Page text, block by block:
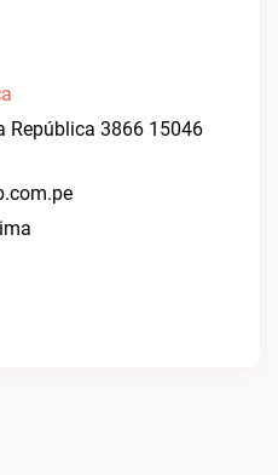
República 3866 15046